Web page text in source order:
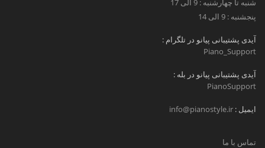
شنبه تا چهارشنبه : 9 الی 17
پنجشنبه : 9 الی 14
آیدی پشتیبانی پیانو در تلگرام :
Piano_Support
آیدی پشتیبانی پیانو در بله :
PianoSupport
ایمیل : info@pianostyle.ir
تماس با ما